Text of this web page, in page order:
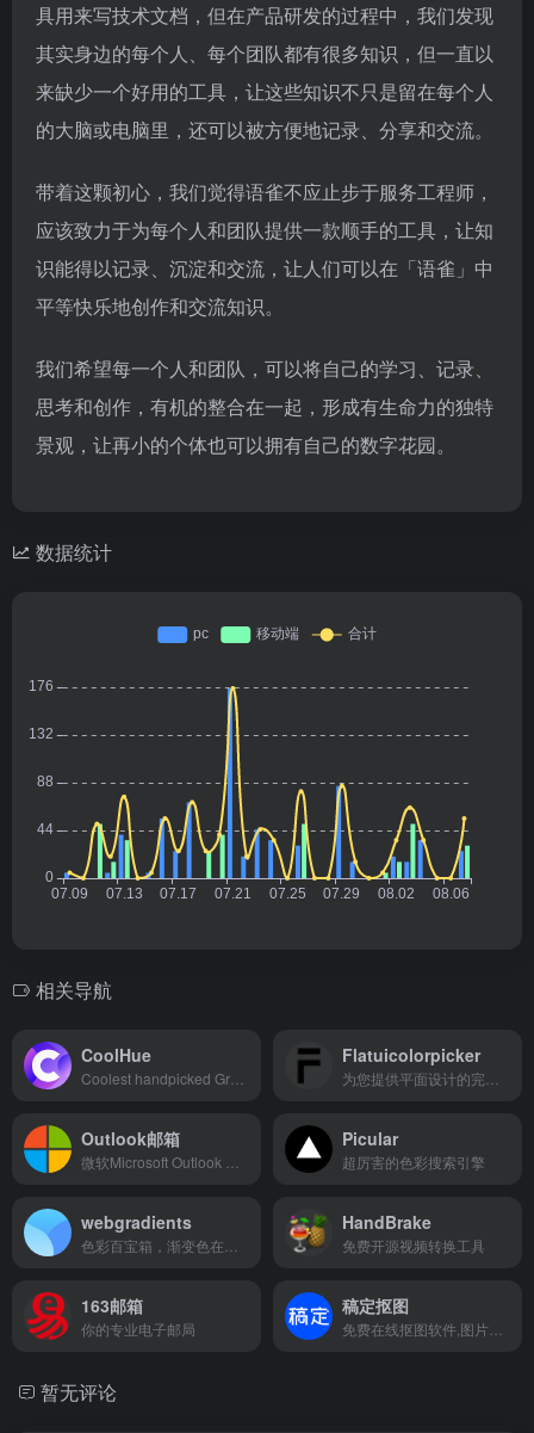
具用来写技术文档，但在产品研发的过程中，我们发现
其实身边的每个人、每个团队都有很多知识，但一直以
来缺少一个好用的工具，让这些知识不只是留在每个人
的大脑或电脑里，还可以被方便地记录、分享和交流。
带着这颗初心，我们觉得语雀不应止步于服务工程师，
应该致力于为每个人和团队提供一款顺手的工具，让知
识能得以记录、沉淀和交流，让人们可以在「语雀」中
平等快乐地创作和交流知识。
我们希望每一个人和团队，可以将自己的学习、记录、
思考和创作，有机的整合在一起，形成有生命力的独特
景观，让再小的个体也可以拥有自己的数字花园。
数据统计
相关导航
CoolHue Flatuicolorpicker
Outlook邮箱 Picular
超厉害的色彩搜索引擎
webgradients HandBrake
免费开源视频转换工具
163邮箱
你的专业电子邮局
稿定抠图
暂无评论